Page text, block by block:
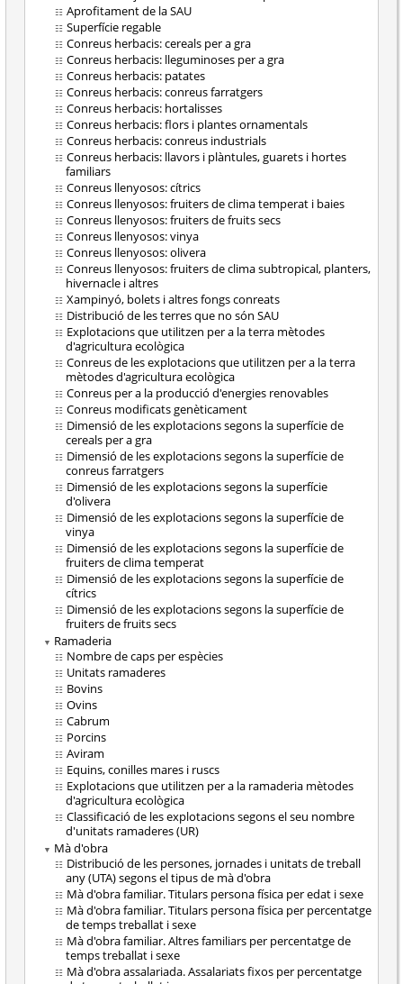
Aprofitament de la SAU
Superfície regable
Conreus herbacis: cereals per a gra
Conreus herbacis: lleguminoses per a gra
Conreus herbacis: patates
Conreus herbacis: conreus farratgers
Conreus herbacis: hortalisses
Conreus herbacis: flors i plantes ornamentals
Conreus herbacis: conreus industrials
Conreus herbacis: llavors i plàntules, guarets i hortes
familiars
Conreus llenyosos: cítrics
Conreus llenyosos: fruiters de clima temperat i baies
Conreus llenyosos: fruiters de fruits secs
Conreus llenyosos: vinya
Conreus llenyosos: olivera
Conreus llenyosos: fruiters de clima subtropical, planters,
hivernacle i altres
Xampinyó, bolets i altres fongs conreats
Distribució de les terres que no són SAU
Explotacions que utilitzen per a la terra mètodes
d'agricultura ecològica
Conreus de les explotacions que utilitzen per a la terra
mètodes d'agricultura ecològica
Conreus per a la producció d'energies renovables
Conreus modificats genèticament
Dimensió de les explotacions segons la superfície de
cereals per a gra
Dimensió de les explotacions segons la superfície de
conreus farratgers
Dimensió de les explotacions segons la superfície
d'olivera
Dimensió de les explotacions segons la superfície de
vinya
Dimensió de les explotacions segons la superfície de
fruiters de clima temperat
Dimensió de les explotacions segons la superfície de
cítrics
Dimensió de les explotacions segons la superfície de
fruiters de fruits secs
Ramaderia
Nombre de caps per espècies
Unitats ramaderes
Bovins
Ovins
Cabrum
Porcins
Aviram
Equins, conilles mares i ruscs
Explotacions que utilitzen per a la ramaderia mètodes
d'agricultura ecològica
Classificació de les explotacions segons el seu nombre
d'unitats ramaderes (UR)
Mà d'obra
Distribució de les persones, jornades i unitats de treball
any (UTA) segons el tipus de mà d'obra
Mà d'obra familiar. Titulars persona física per edat i sexe
Mà d'obra familiar. Titulars persona física per percentatge
de temps treballat i sexe
Mà d'obra familiar. Altres familiars per percentatge de
temps treballat i sexe
Mà d'obra assalariada. Assalariats fixos per percentatge